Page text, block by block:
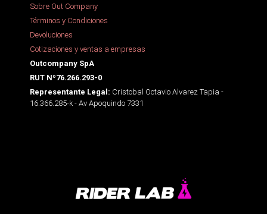
Sobre Out Company
Términos y Condiciones
Devoluciones
Cotizaciones y ventas a empresas
Outcompany SpA
RUT Nº76.266.293-0
Representante Legal: Cristobal Octavio Alvarez Tapia -
16.366.285-k - Av Apoquindo 7331